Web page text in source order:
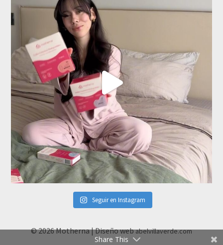
Seguir en Instagram
© 2026 Motherna | Diseño webabelvillaverde.com
Share This